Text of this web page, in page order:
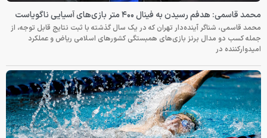
محمد قاسمی: هدفم رسیدن به فینال ۴۰۰ متر بازی‌های آسیایی ناگویاست
محمد قاسمی، شناگر آینده‌دار تهران که در یک سال گذشته با ثبت نتایج قابل توجه، از
جمله کسب دو مدال برنز بازی‌های همبستگی کشورهای اسلامی ریاض و عملکرد
امیدوارکننده در